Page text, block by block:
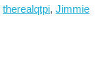
therealqtpi, Jimmie